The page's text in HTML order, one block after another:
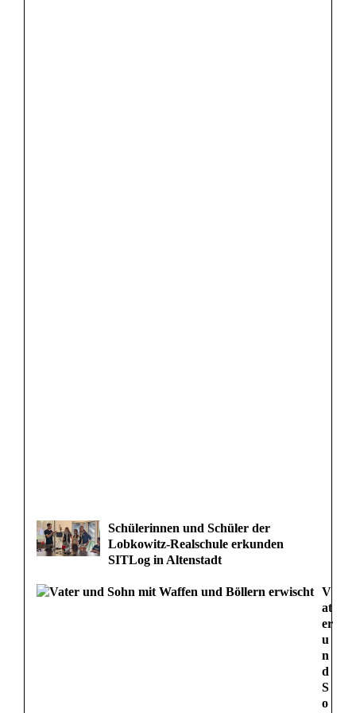
Schülerinnen und Schüler der
Lobkowitz-Realschule erkunden
SITLog in Altenstadt
V
at
er
u
n
d
S
o